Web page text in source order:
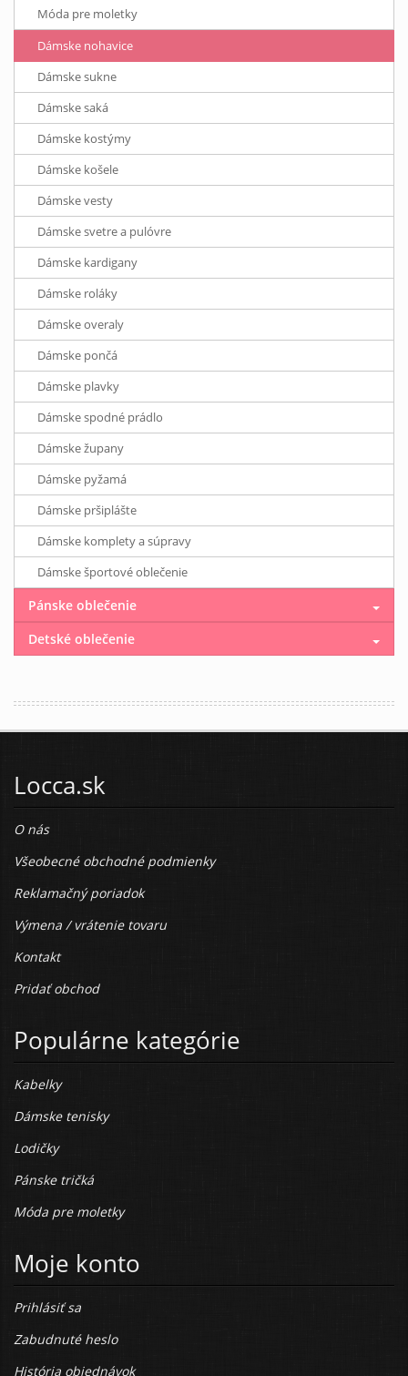
Móda pre moletky
Dámske nohavice
Dámske sukne
Dámske saká
Dámske kostýmy
Dámske košele
Dámske vesty
Dámske svetre a pulóvre
Dámske kardigany
Dámske roláky
Dámske overaly
Dámske pončá
Dámske plavky
Dámske spodné prádlo
Dámske župany
Dámske pyžamá
Dámske pršiplášte
Dámske komplety a súpravy
Dámske športové oblečenie
Pánske oblečenie
Detské oblečenie
Locca.sk
O nás
Všeobecné obchodné podmienky
Reklamačný poriadok
Výmena / vrátenie tovaru
Kontakt
Pridať obchod
Populárne kategórie
Kabelky
Dámske tenisky
Lodičky
Pánske tričká
Móda pre moletky
Moje konto
Prihlásiť sa
Zabudnuté heslo
História objednávok